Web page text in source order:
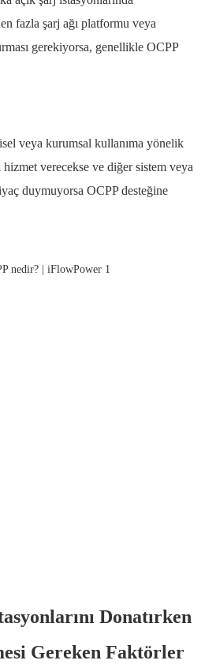
Slovenčina
Sesotho
Afrikaans
Shqip
हिन्दी
יידיש
fazla şarj ağı platformu veya
gerekiyorsa, genellikle OCPP
veya kurumsal kullanıma yönelik
verecekse ve diğer sistem veya
duymuyorsa OCPP desteğine
Donatırken
Gereken Faktörler